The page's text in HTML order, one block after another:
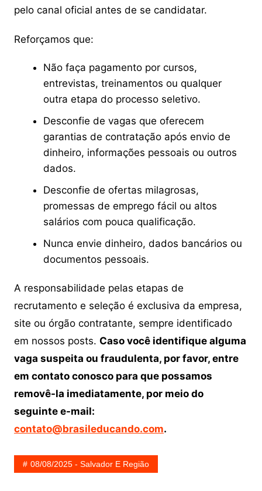
pelo canal oficial antes de se candidatar.
Reforçamos que:
Não faça pagamento por cursos,
entrevistas, treinamentos ou qualquer
outra etapa do processo seletivo.
Desconfie de vagas que oferecem
garantias de contratação após envio de
dinheiro, informações pessoais ou outros
dados.
Desconfie de ofertas milagrosas,
promessas de emprego fácil ou altos
salários com pouca qualificação.
Nunca envie dinheiro, dados bancários ou
documentos pessoais.
A responsabilidade pelas etapas de
recrutamento e seleção é exclusiva da empresa,
site ou órgão contratante, sempre identificado
em nossos posts. Caso você identifique alguma
vaga suspeita ou fraudulenta, por favor, entre
em contato conosco para que possamos
removê-la imediatamente, por meio do
seguinte e-mail:
contato@brasileducando.com.
08/08/2025 - Salvador E Região